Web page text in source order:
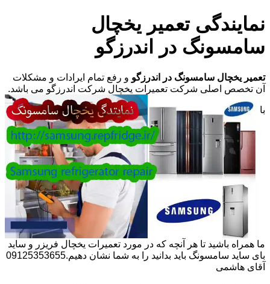
نمایندگی تعمیر یخچال
سامسونگ در اندرزگو
تعمیر یخچال سامسونگ در اندرزگو و رفع تمام ایرادات و مشکلات
آن تخصص اصلی شرکت تعمیرات یخچال شرکت اندرزگو می باشد.
با
ما همراه باشید تا هر آنچه که در مورد تعمیرات یخچال فریزر و ساید
بای ساید سامسونگ باید بدانید را به شما نشان دهیم.09125353655
آقای هاشمی